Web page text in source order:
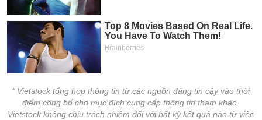
* Vietstock tổng hợp thông tin từ các nguồn đáng tin cậy vào thời
điểm công bố cho mục đích cung cấp thông tin tham khảo.
Vietstock không chịu trách nhiệm đối với bất kỳ kết quả nào từ việc